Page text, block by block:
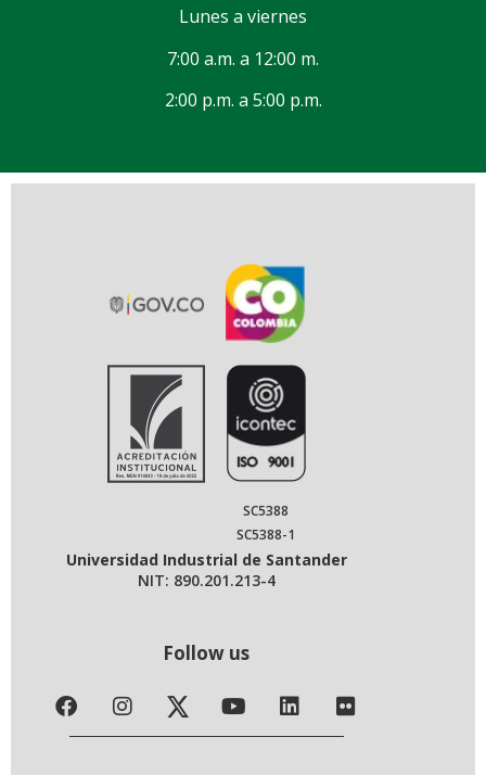
Lunes a viernes
7:00 a.m. a 12:00 m.
2:00 p.m. a 5:00 p.m.